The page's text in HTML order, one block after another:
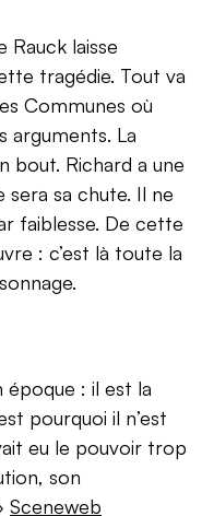
Rauck laisse
tragédie. Tout va
Communes où
arguments. La
bout. Richard a une
sera sa chute. Il ne
faiblesse. De cette
: c’est là toute la
époque : il est la
pourquoi il n’est
eu le pouvoir trop
son
Sceneweb